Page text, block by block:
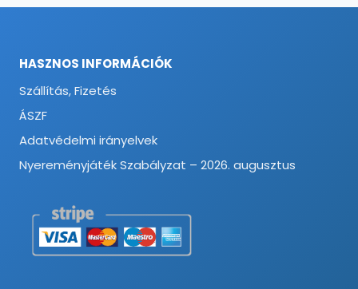
HASZNOS INFORMÁCIÓK
Szállítás, Fizetés
ÁSZF
Adatvédelmi irányelvek
Nyereményjáték Szabályzat – 2026. augusztus